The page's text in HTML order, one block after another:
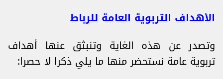
الأهداف التربوية العامة للرباط
وتصدر عن هذه الغاية وتنبثق عنها أهداف
تربوية عامة نستحضر منها ما يلي ذكرا لا حصرا: